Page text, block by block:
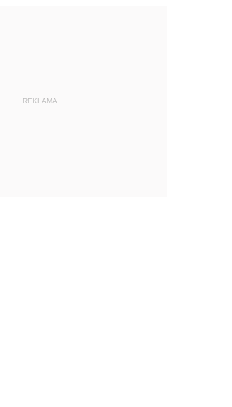
REKLAMA